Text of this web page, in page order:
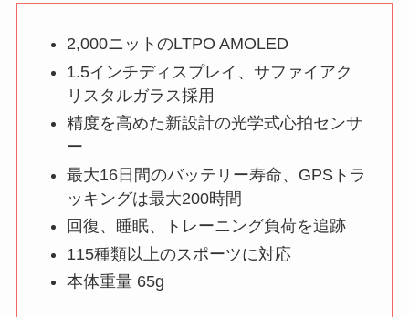
2,000ニットのLTPO AMOLED
1.5インチディスプレイ、サファイアク
リスタルガラス採用
精度を高めた新設計の光学式心拍センサ
ー
最大16日間のバッテリー寿命、GPSトラ
ッキングは最大200時間
回復、睡眠、トレーニング負荷を追跡
115種類以上のスポーツに対応
本体重量 65g